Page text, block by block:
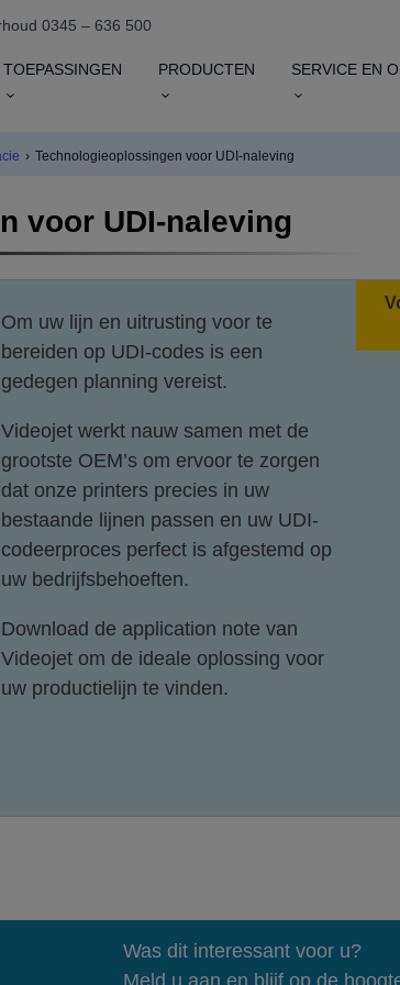
0345 – 636 500
TOEPASSINGEN PRODUCTEN SERVICE EN
› Technologieoplossingen voor UDI-naleving
voor UDI-naleving
Om uw lijn en uitrusting voor te
bereiden op UDI-codes is een
gedegen planning vereist.
Videojet werkt nauw samen met de
grootste OEM’s om ervoor te zorgen
dat onze printers precies in uw
bestaande lijnen passen en uw UDI-
codeerproces perfect is afgestemd op
uw bedrijfsbehoeften.
Download de application note van
Videojet om de ideale oplossing voor
uw productielijn te vinden.
Was dit interessant voor u?
Meld u aan en blijf op de